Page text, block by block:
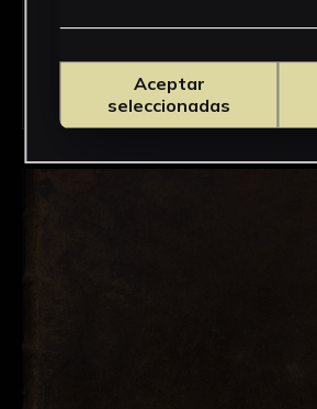
providencia sucedidos en la
Tercero, en que se trata de los
del Año 1682. asta el de 1705
Aceptar
seleccionadas